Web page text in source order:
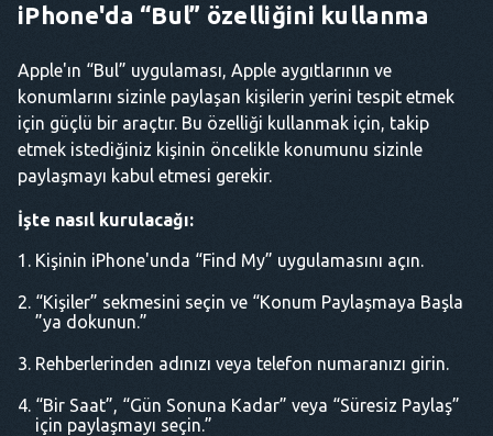
iPhone'da “Bul” özelliğini kullanma
Apple'ın “Bul” uygulaması, Apple aygıtlarının ve
konumlarını sizinle paylaşan kişilerin yerini tespit etmek
için güçlü bir araçtır. Bu özelliği kullanmak için, takip
etmek istediğiniz kişinin öncelikle konumunu sizinle
paylaşmayı kabul etmesi gerekir.
İşte nasıl kurulacağı:
Kişinin iPhone'unda “Find My” uygulamasını açın.
“Kişiler” sekmesini seçin ve “Konum Paylaşmaya Başla
”ya dokunun.”
Rehberlerinden adınızı veya telefon numaranızı girin.
“Bir Saat”, “Gün Sonuna Kadar” veya “Süresiz Paylaş”
için paylaşmayı seçin.”